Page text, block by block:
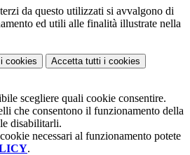
da questo utilizzati si avvalgono di
ed utili alle finalità illustrate nella
i cookies Accetta tutti i cookies
scegliere quali cookie consentire.
che consentono il funzionamento della
disabilitarli.
necessari al funzionamento potete
.